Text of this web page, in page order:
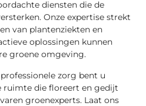
diensten die de
Onze expertise strekt
van plantenziekten en
oplossingen kunnen
groene omgeving.
zorg bent u
ruimte die floreert en gedijt
groenexperts. Laat ons